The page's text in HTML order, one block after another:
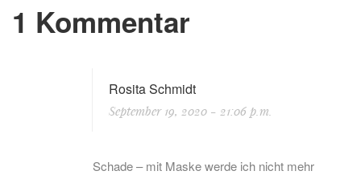
1 Kommentar
Rosita Schmidt
September 19, 2020 - 21:06 p.m.
Schade – mit Maske werde ich nicht mehr